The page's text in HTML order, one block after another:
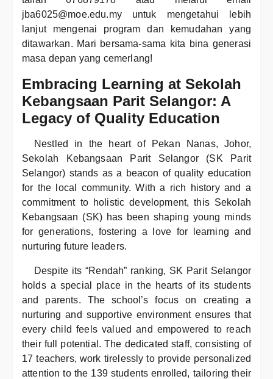
jba6025@moe.edu.my untuk mengetahui lebih
lanjut mengenai program dan kemudahan yang
ditawarkan. Mari bersama-sama kita bina generasi
masa depan yang cemerlang!
Embracing Learning at Sekolah
Kebangsaan Parit Selangor: A
Legacy of Quality Education
Nestled in the heart of Pekan Nanas, Johor,
Sekolah Kebangsaan Parit Selangor (SK Parit
Selangor) stands as a beacon of quality education
for the local community. With a rich history and a
commitment to holistic development, this Sekolah
Kebangsaan (SK) has been shaping young minds
for generations, fostering a love for learning and
nurturing future leaders.
Despite its “Rendah” ranking, SK Parit Selangor
holds a special place in the hearts of its students
and parents. The school’s focus on creating a
nurturing and supportive environment ensures that
every child feels valued and empowered to reach
their full potential. The dedicated staff, consisting of
17 teachers, work tirelessly to provide personalized
attention to the 139 students enrolled, tailoring their